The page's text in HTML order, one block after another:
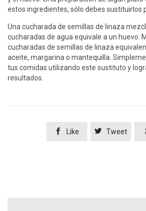
estos ingredientes, sólo debes sustituirlos
Una cucharada de semillas de linaza
cucharadas de agua equivale a un huevo.
cucharadas de semillas de linaza
aceite, margarina o mantequilla.
tus comidas utilizando este sustituto y
resultados.
 Like  Tweet